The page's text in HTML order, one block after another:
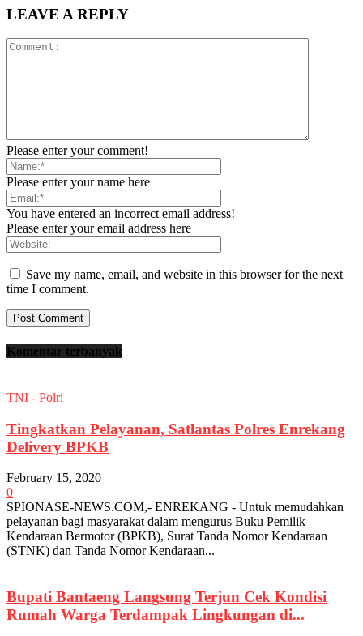
LEAVE A REPLY
Please enter your comment!
Please enter your name here
You have entered an incorrect email address!
Please enter your email address here
Save my name, email, and website in this browser for the next
time I comment.
Komentar terbanyak
TNI - Polri
Tingkatkan Pelayanan, Satlantas Polres Enrekang
Delivery BPKB
February 15, 2020
0
SPIONASE-NEWS.COM,- ENREKANG - Untuk memudahkan
pelayanan bagi masyarakat dalam mengurus Buku Pemilik
Kendaraan Bermotor (BPKB), Surat Tanda Nomor Kendaraan
(STNK) dan Tanda Nomor Kendaraan...
Bupati Bantaeng Langsung Terjun Cek Kondisi
Rumah Warga Terdampak Lingkungan di...